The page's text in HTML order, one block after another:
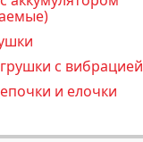
с вибрацией
и елочки